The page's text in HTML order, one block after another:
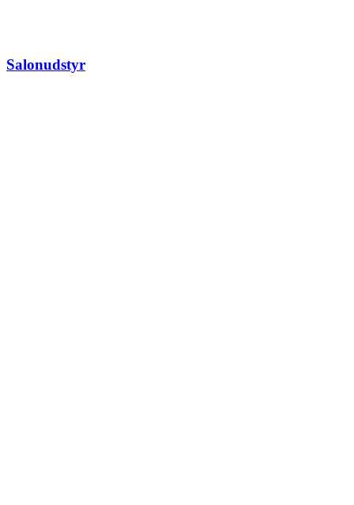
Salonudstyr